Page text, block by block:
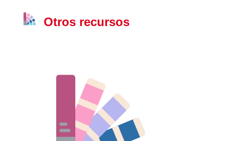
Otros recursos